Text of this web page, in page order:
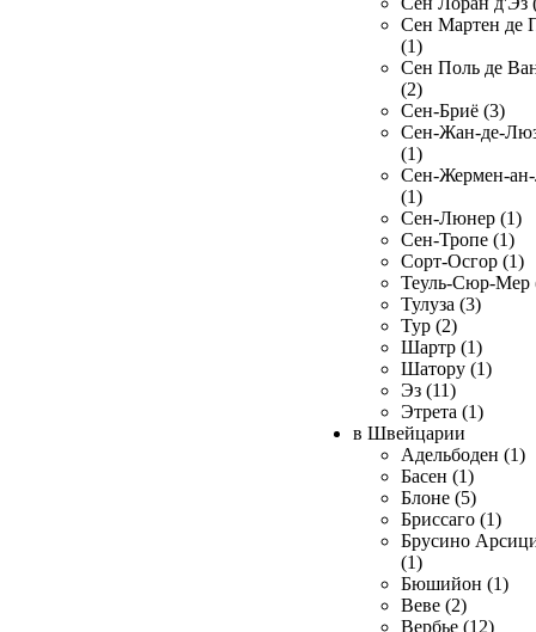
Сен Мартен де
(1)
Сен Поль де
(2)
Сен-Бриё (3)
Сен-Жан-де-
(1)
Сен-Жермен-
(1)
Сен-Люнер (1)
Сен-Тропе (1)
Сорт-Осгор (1)
Теуль-Сюр-Мер
Тулуза (3)
Тур (2)
Шартр (1)
Шатору (1)
Эз (11)
Этрета (1)
в Швейцарии
Адельбоден (1)
Басен (1)
Блоне (5)
Бриссаго (1)
Брусино
(1)
Бюшийон (1)
Веве (2)
Вербье (12)